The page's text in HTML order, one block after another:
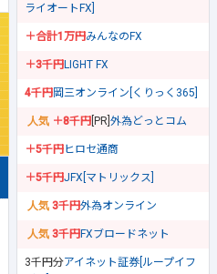
ライオートFX]
＋合計1万円みんなのFX
＋3千円LIGHT FX
4千円岡三オンライン[くりっく365]
＋8千円 [PR] 外為どっとコム
＋5千円ヒロセ通商
＋5千円JFX[マトリックス]
3千円外為オンライン
3千円FXブロードネット
3千円分アイネット証券[ループイフ